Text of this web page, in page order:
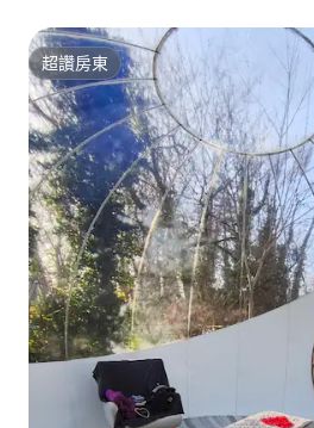
超讚房東
超讚房東